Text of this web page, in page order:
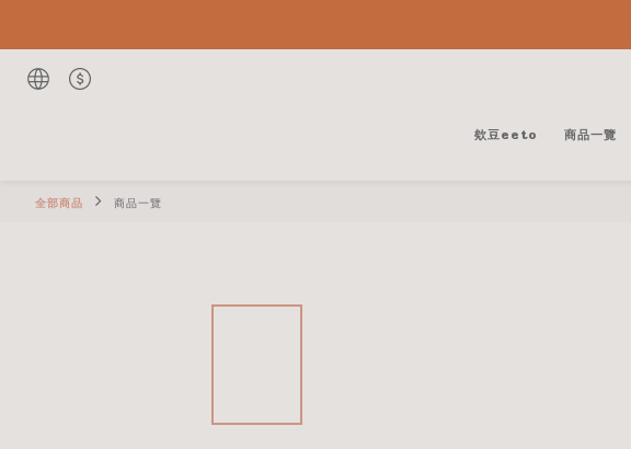
欸豆eeto 商品一覽
全部商品 商品一覽